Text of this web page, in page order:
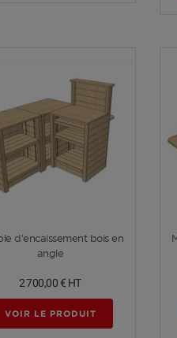
Voir plus
d'encaissement bois en
angle
2 700,00 € HT
VOIR LE PRODUIT